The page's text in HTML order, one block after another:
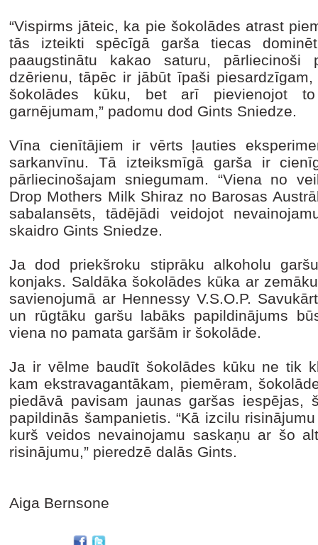
“Vispirms jāteic, ka pie šokolādes atrast
tās izteikti spēcīgā garša tiecas
paaugstinātu kakao saturu, pārliecinoši
dzērienu, tāpēc ir jābūt īpaši
šokolādes kūku, bet arī pievienojot
garnējumam,” padomu dod Gints Sniedze.
Vīna cienītājiem ir vērts ļauties
sarkanvīnu. Tā izteiksmīgā garša ir
pārliecinošajam sniegumam. “Viena no
Drop Mothers Milk Shiraz no Barosas
sabalansēts, tādējādi veidojot
skaidro Gints Sniedze.
Ja dod priekšroku stiprāku alkoholu
konjaks. Saldāka šokolādes kūka ar
savienojumā ar Hennessy V.S.O.P.
un rūgtāku garšu labāks papildinājums
viena no pamata garšām ir šokolāde.
Ja ir vēlme baudīt šokolādes kūku ne tik
kam ekstravagantākam, piemēram,
piedāvā pavisam jaunas garšas iespējas,
papildinās šampanietis. “Kā izcilu
kurš veidos nevainojamu saskaņu ar šo
risinājumu,” pieredzē dalās Gints.
Aiga Bernsone